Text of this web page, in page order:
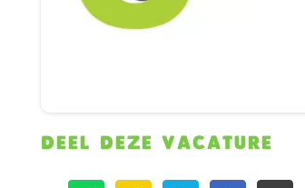
DEEL DEZE VACATURE